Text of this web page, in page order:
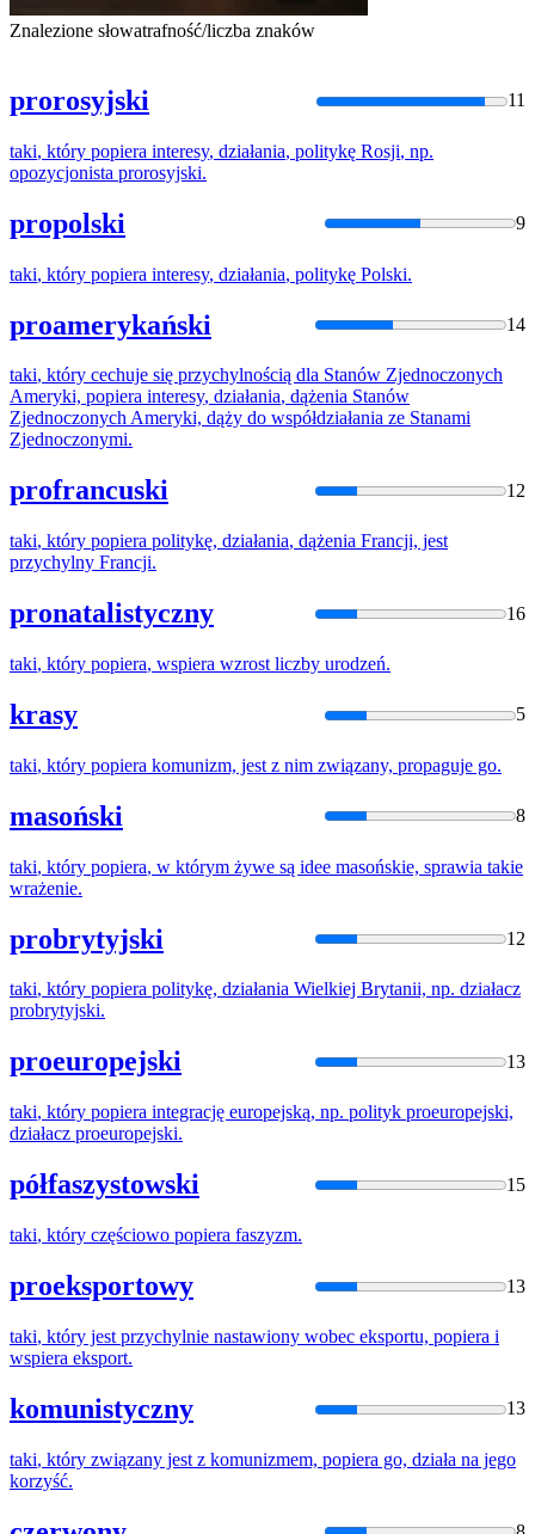
Znalezione słowatrafność/liczba znaków
prorosyjski 11
taki, który popiera interesy, działania, politykę Rosji, np.
opozycjonista prorosyjski.
propolski 9
taki, który popiera interesy, działania, politykę Polski.
proamerykański 14
taki, który cechuje się przychylnością dla Stanów Zjednoczonych
Ameryki, popiera interesy, działania, dążenia Stanów
Zjednoczonych Ameryki, dąży do współdziałania ze Stanami
Zjednoczonymi.
profrancuski 12
taki, który popiera politykę, działania, dążenia Francji, jest
przychylny Francji.
pronatalistyczny 16
taki, który popiera, wspiera wzrost liczby urodzeń.
krasy 5
taki, który popiera komunizm, jest z nim związany, propaguje go.
masoński 8
taki, który popiera, w którym żywe są idee masońskie, sprawia takie
wrażenie.
probrytyjski 12
taki, który popiera politykę, działania Wielkiej Brytanii, np. działacz
probrytyjski.
proeuropejski 13
taki, który popiera integrację europejską, np. polityk proeuropejski,
działacz proeuropejski.
półfaszystowski 15
taki, który częściowo popiera faszyzm.
proeksportowy 13
taki, który jest przychylnie nastawiony wobec eksportu, popiera i
wspiera eksport.
komunistyczny 13
taki, który związany jest z komunizmem, popiera go, działa na jego
korzyść.